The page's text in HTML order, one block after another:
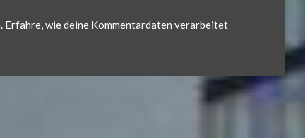
Erfahre, wie deine Kommentardaten verarbeitet